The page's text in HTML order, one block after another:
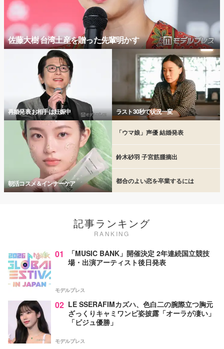
佐藤大樹 台湾土産を贈った先輩明かす
再婚発表 お相手は妊娠中 ラスト30秒で状況一変
朝活コスメ＆インナーケア
「ウマ娘」声優 結婚発表
鈴木砂羽 子宮筋腫摘出
都合のよい恋を卒業するには
記事ランキング
RANKING
01
「MUSIC BANK」開催決定 2年連続国立競技
場・出演アーティスト後日発表
モデルプレス
02 LE SSERAFIMカズハ、色白二の腕際立つ胸元
ざっくりキャミワンピ姿披露「オーラが凄い」
「ビジュ優勝」
モデルプレス